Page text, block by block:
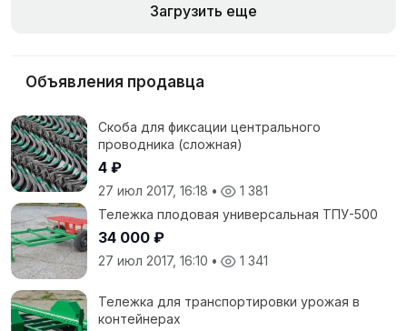
Загрузить еще
Объявления продавца
Скоба для фиксации центрального
проводника (сложная)
4 ₽
27 июл 2017, 16:18 •
1 381
Тележка плодовая универсальная ТПУ-500
34 000 ₽
27 июл 2017, 16:10 • 1 341
Тележка для транспортировки урожая в
контейнерах